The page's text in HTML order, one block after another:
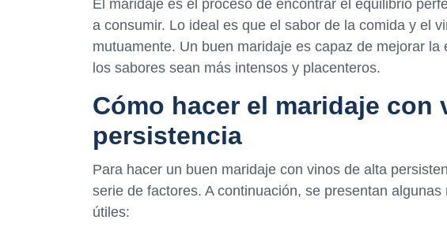
El maridaje es el proceso de encontrar el equilibrio
a consumir. Lo ideal es que el sabor de la comida y el
mutuamente. Un buen maridaje es capaz de mejorar
los sabores sean más intensos y placenteros.
Cómo hacer el maridaje con
persistencia
Para hacer un buen maridaje con vinos de alta
serie de factores. A continuación, se presentan
útiles: